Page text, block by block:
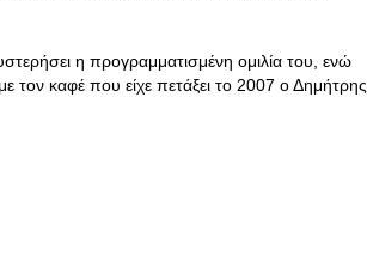
η προγραμματισμένη ομιλία του, ενώ
τον καφέ που είχε πετάξει το 2007 ο Δημήτρης